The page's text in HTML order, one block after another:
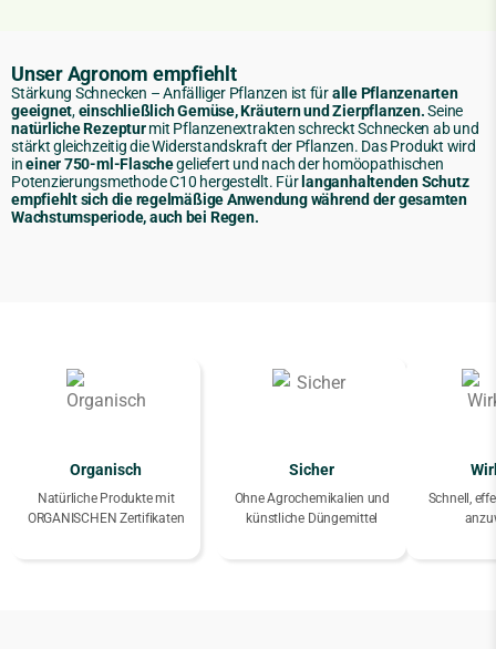
Unser Agronom empfiehlt
Stärkung Schnecken – Anfälliger Pflanzen ist füralle Pflanzenarten
geeignet,einschließlich Gemüse, Kräutern und Zierpflanzen.Seine
natürliche Rezepturmit Pflanzenextrakten schreckt Schnecken ab und
stärkt gleichzeitig die Widerstandskraft der Pflanzen. Das Produkt wird
ineiner 750-ml-Flaschegeliefert und nach der homöopathischen
Potenzierungsmethode C10 hergestellt. Fürlanganhaltenden Schutz
empfiehlt sich die regelmäßige Anwendung während der gesamten
Wachstumsperiode, auch bei Regen.
Organisch
Natürliche Produkte mit
ORGANISCHEN Zertifikaten
Sicher
Ohne Agrochemikalien und
künstliche Düngemittel
Schnell,